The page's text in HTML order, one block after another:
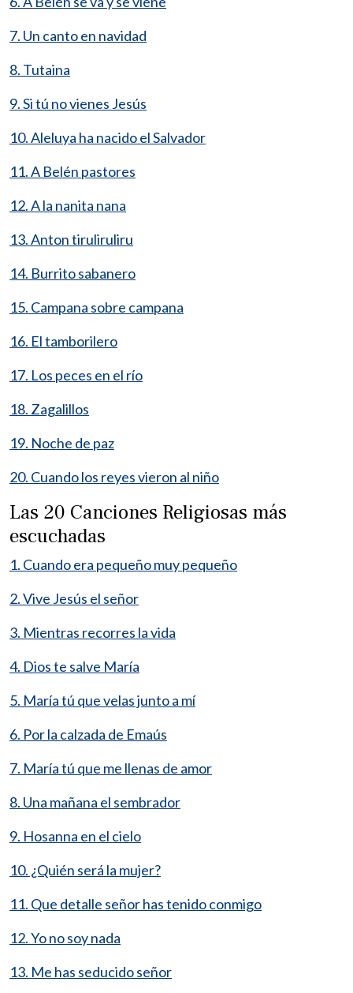
7. Un canto en navidad
8. Tutaina
9. Si tú no vienes Jesús
10. Aleluya ha nacido el Salvador
11. A Belén pastores
12. A la nanita nana
13. Anton tiruliruliru
14. Burrito sabanero
15. Campana sobre campana
16. El tamborilero
17. Los peces en el río
18. Zagalillos
19. Noche de paz
20. Cuando los reyes vieron al niño
Las 20 Canciones Religiosas más
escuchadas
1. Cuando era pequeño muy pequeño
2. Vive Jesús el señor
3. Mientras recorres la vida
4. Dios te salve María
5. María tú que velas junto a mí
6. Por la calzada de Emaús
7. María tú que me llenas de amor
8. Una mañana el sembrador
9. Hosanna en el cielo
10. ¿Quién será la mujer?
11. Que detalle señor has tenido conmigo
12. Yo no soy nada
13. Me has seducido señor